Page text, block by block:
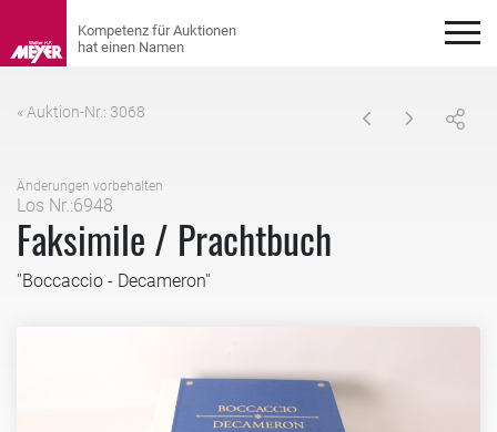
« Auktion-Nr.: 3068
Änderungen vorbehalten
Los Nr.:6948
Faksimile / Prachtbuch
''Boccaccio - Decameron''